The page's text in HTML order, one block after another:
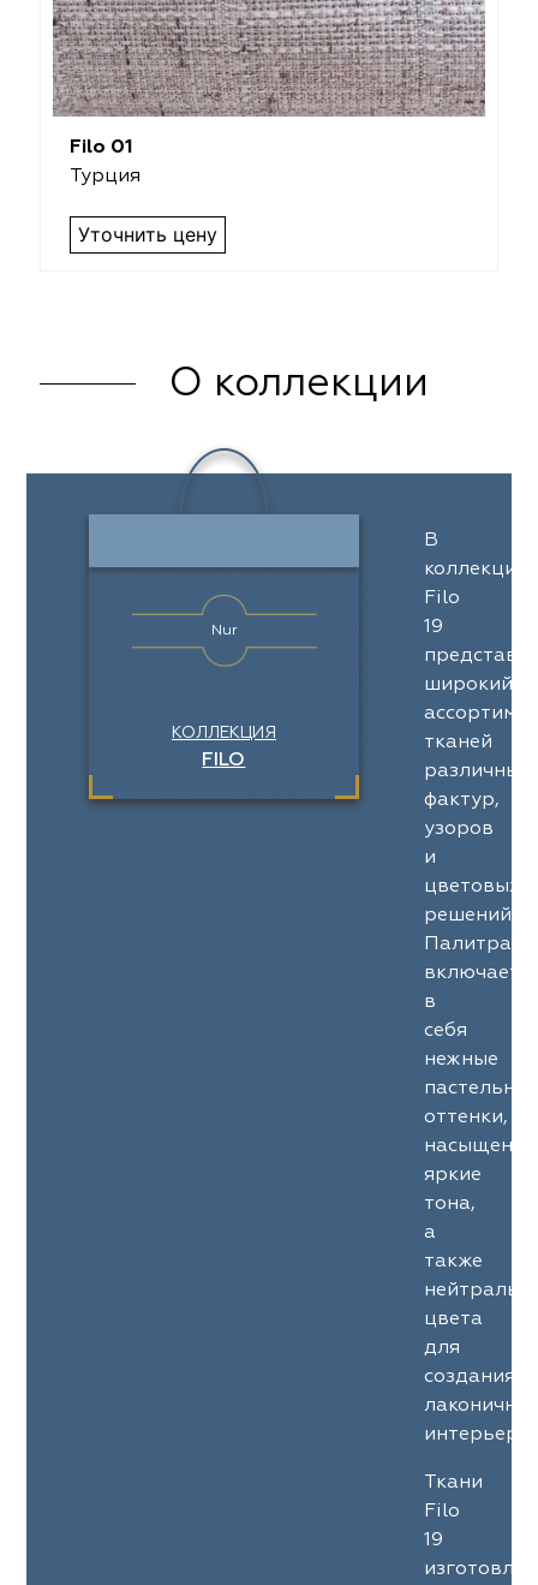
Filo 01
Турция
Уточнить цену
О коллекции
Nur
КОЛЛЕКЦИЯ
FILO
В
коллекции
Filo
19
широкий
тканей
различных
фактур,
узоров
и
цветовых
решений.
Палитра
включает
в
себя
нежные
оттенки,
яркие
тона,
а
также
цвета
для
создания
Ткани
Filo
19